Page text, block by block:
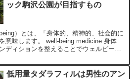
ック駒沢公園が目指すもの
）とは、「身体的、精神的、社会的に
意味します。 well-being medicine 身体
ディションを整えることでウェルビーイ
低用量タダラフィルは男性のアン